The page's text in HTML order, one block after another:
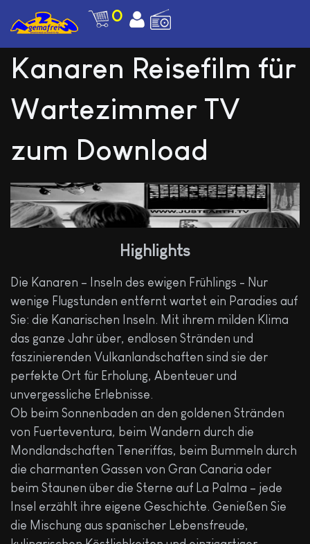
0
Kanaren Reisefilm für
Wartezimmer TV
zum Download
Highlights
Die Kanaren – Inseln des ewigen Frühlings - Nur
wenige Flugstunden entfernt wartet ein Paradies auf
Sie: die Kanarischen Inseln. Mit ihrem milden Klima
das ganze Jahr über, endlosen Stränden und
faszinierenden Vulkanlandschaften sind sie der
perfekte Ort für Erholung, Abenteuer und
unvergessliche Erlebnisse.
Ob beim Sonnenbaden an den goldenen Stränden
von Fuerteventura, beim Wandern durch die
Mondlandschaften Teneriffas, beim Bummeln durch
die charmanten Gassen von Gran Canaria oder
beim Staunen über die Sterne auf La Palma – jede
Insel erzählt ihre eigene Geschichte. Genießen Sie
die Mischung aus spanischer Lebensfreude,